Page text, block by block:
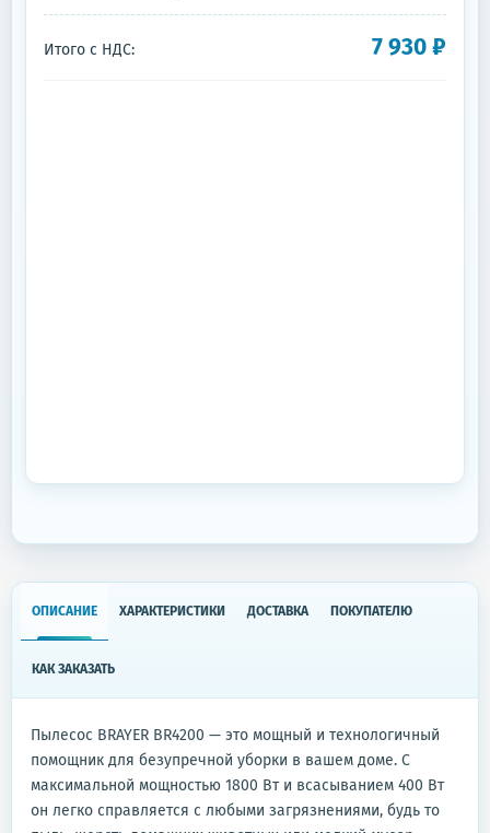
Итого с НДС: 7 930₽
ОПИСАНИЕ ХАРАКТЕРИСТИКИ ДОСТАВКА ПОКУПАТЕЛЮ
КАК ЗАКАЗАТЬ
Пылесос BRAYER BR4200 — это мощный и технологичный
помощник для безупречной уборки в вашем доме. С
максимальной мощностью 1800 Вт и всасыванием 400 Вт
он легко справляется с любыми загрязнениями, будь то